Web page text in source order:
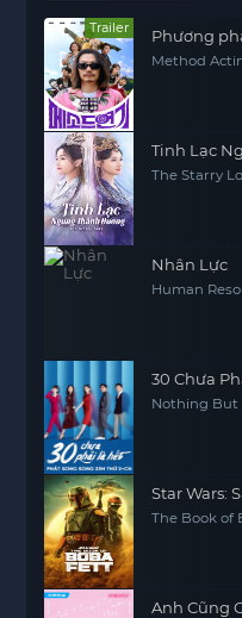
Trailer Phương
Method
Tinh Lạc
The Starry
Nhân Lực
Human
30 Chưa
Nothing But
Star Wars:
The Book of
Anh Cũng